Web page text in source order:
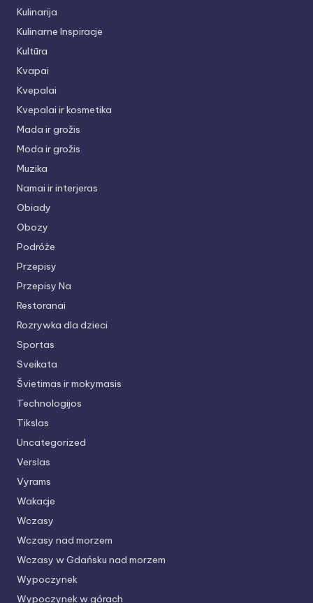
Kulinarija
Kulinarne Inspiracje
Kultūra
Kvapai
Kvepalai
Kvepalai ir kosmetika
Mada ir grožis
Moda ir grožis
Muzika
Namai ir interjeras
Obiady
Obozy
Podróże
Przepisy
Przepisy Na
Restoranai
Rozrywka dla dzieci
Sportas
Sveikata
Švietimas ir mokymasis
Technologijos
Tikslas
Uncategorized
Verslas
Vyrams
Wakacje
Wczasy
Wczasy nad morzem
Wczasy w Gdańsku nad morzem
Wypoczynek
Wypoczynek w górach